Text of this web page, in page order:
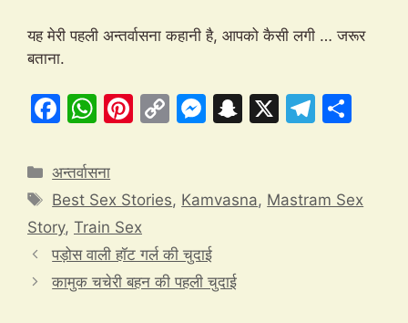
यह मेरी पहली अन्तर्वासना कहानी है, आपको कैसी लगी … जरूर
बताना.
F
c
e
b
o
o
W
at
s
A
p
p
Pi
e
st
C
y
n
k
M
s
n
g
S
p
X
T
gr e
Categories
अन्तर्वासना
Tags
Best Sex Stories, Kamvasna, Mastram Sex
Story, Train Sex
पड़ोस वाली हॉट गर्ल की चुदाई
कामुक चचेरी बहन की पहली चुदाई